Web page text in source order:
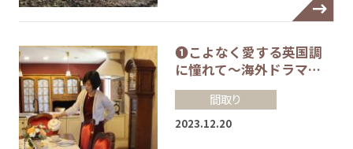
❶こよなく愛する英国調
に憧れて～海外ドラマ…
間取り
2023.12.20